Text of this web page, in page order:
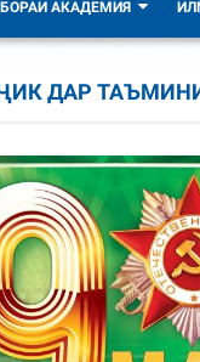
АКАДЕМИЯ
ДАР ТАЪМИНИ